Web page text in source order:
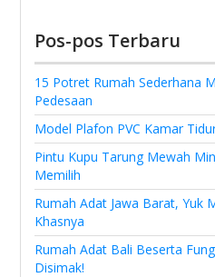
Pos-pos Terbaru
15 Potret Rumah Sederhana
Pedesaan
Model Plafon PVC Kamar
Pintu Kupu Tarung Mewah
Memilih
Rumah Adat Jawa Barat, Yuk
Khasnya
Rumah Adat Bali Beserta
Disimak!